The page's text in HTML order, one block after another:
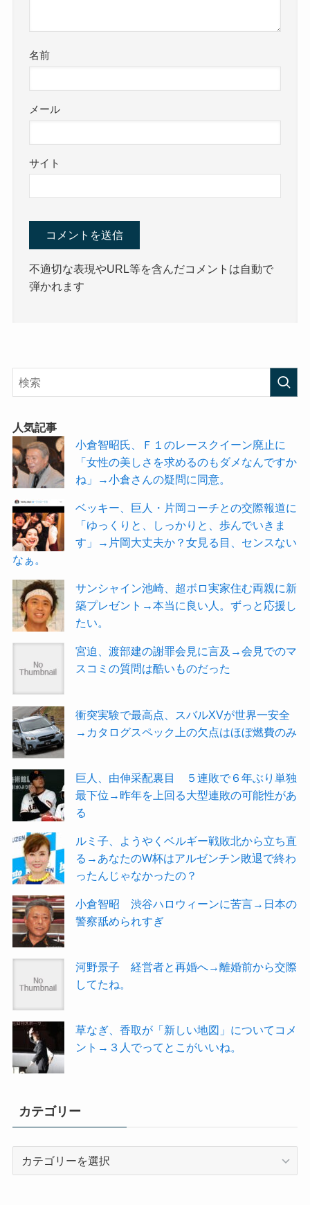
名前
メール
サイト
不適切な表現やURL等を含んだコメントは自動で
弾かれます
人気記事
小倉智昭氏、Ｆ１のレースクイーン廃止に
「女性の美しさを求めるのもダメなんですか
ね」→小倉さんの疑問に同意。
ベッキー、巨人・片岡コーチとの交際報道に
「ゆっくりと、しっかりと、歩んでいきま
す」→片岡大丈夫か？女見る目、センスない
なぁ。
サンシャイン池崎、超ボロ実家住む両親に新
築プレゼント→本当に良い人。ずっと応援し
たい。
宮迫、渡部建の謝罪会見に言及→会見でのマ
スコミの質問は酷いものだった
衝突実験で最高点、スバルXVが世界一安全
→カタログスペック上の欠点はほぼ燃費のみ
巨人、由伸采配裏目 ５連敗で６年ぶり単独
最下位→昨年を上回る大型連敗の可能性があ
る
ルミ子、ようやくベルギー戦敗北から立ち直
る→あなたのW杯はアルゼンチン敗退で終わ
ったんじゃなかったの？
小倉智昭 渋谷ハロウィーンに苦言→日本の
警察舐められすぎ
河野景子 経営者と再婚へ→離婚前から交際
してたね。
草なぎ、香取が「新しい地図」についてコメ
ント→３人でってとこがいいね。
カテゴリー